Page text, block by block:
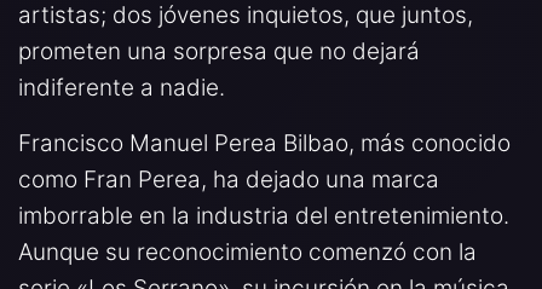
artistas; dos jóvenes inquietos, que juntos,
prometen una sorpresa que no dejará
indiferente a nadie.
Francisco Manuel Perea Bilbao, más conocido
como Fran Perea, ha dejado una marca
imborrable en la industria del entretenimiento.
Aunque su reconocimiento comenzó con la